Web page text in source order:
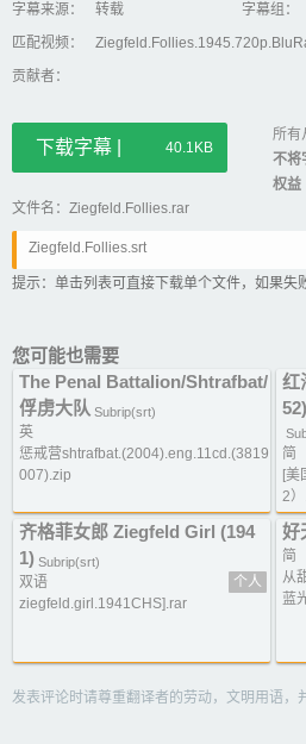
字幕来源：
转载 字幕组：
匹配视频：
贡献者：
下载字幕 | 40.1KB
所有
不将
权益
文件名：Ziegfeld.Follies.rar
Ziegfeld.Follies.srt
提示：单击列表可直接下载单个文件，如果失
您可能也需要
The Penal Battalion/Shtrafbat/
俘虏大队 Subrip(srt)
英
惩戒营shtrafbat.(2004).eng.11cd.(3819
007).zip
红
简
[美
2
齐格菲女郎 Ziegfeld Girl (194
1) Subrip(srt)
双语
个人
ziegfeld.girl.1941CHS].rar
好
简
从
蓝
发表评论时请尊重翻译者的劳动，文明用语，